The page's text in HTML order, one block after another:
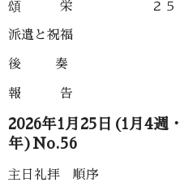
頌 栄 ２５
派遣と祝福
後 奏
報 告
2026年1月25日(1月4週
年)No.56
主日礼拝 順序